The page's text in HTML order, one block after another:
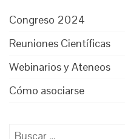
Congreso 2024
Reuniones Científicas
Webinarios y Ateneos
Cómo asociarse
Buscar: